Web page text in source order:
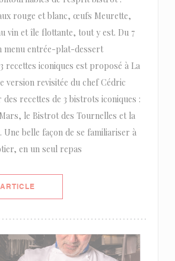
rouge et blanc, œufs Meurette,
vin et île flottante, tout y est. Du 7
menu entrée-plat-dessert
recettes iconiques est proposé à La
version revisitée du chef Cédric
recettes de 3 bistrots iconiques :
le Bistrot des Tournelles et la
Une belle façon de se familiariser à
en un seul repas
((OUVRE UNE NOUVELLE